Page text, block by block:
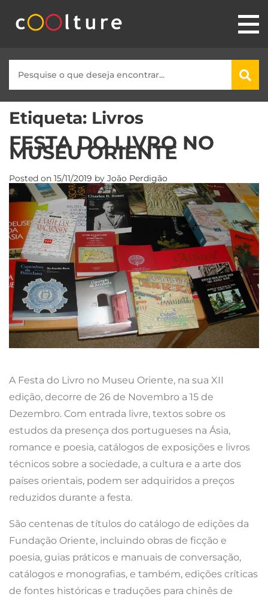
Etiqueta: Livros
FESTA DO LIVRO NO
MUSEU ORIENTE
Posted on 15/11/2019 by João Perdigão
A Festa do Livro no Museu Oriente, na sua XII
edição, decorre de 26 de Novembro a 15 de
Dezembro. Com entrada livre, textos sobre os
estudos da presença dos portugueses na Ásia,
romance e poesia, catálogos de exposições e livros
técnicos sobre a sociedade, a cultura e a arte dos
países orientais, podem ser adquiridos a preços
reduzidos durante a festa.
São centenas de títulos do catálogo de edições da
Fundação Oriente, incluindo obras de ficção e
poesia, guias práticos e manuais de conversação,
catálogos e monografias, e também, edições críticas
de fontes históricas e traduções para chinês de